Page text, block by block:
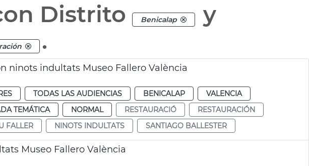
Distrito Benicalap
y
.
ninots indultats Museo Fallero València
TODAS LAS AUDIENCIAS BENICALAP
VALENCIA
TEMÁTICA NORMAL RESTAURACIÓ
RESTAURACIÓN
FALLER NINOTS INDULTATS SANTIAGO BALLESTER
Museo Fallero València